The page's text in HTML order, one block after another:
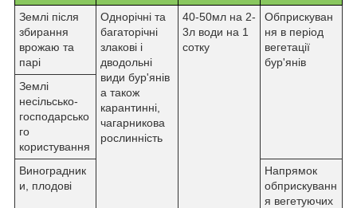
Землі після
збирання
врожаю та
парі
Однорічні та
багаторічні
злакові і
дводольні
види бур'янів
а також
карантинні,
чагарникова
рослинність
40-50мл на 2-
3л води на 1
сотку
Обприскуван
ня в період
вегетації
бур'янів
Землі
несільсько-
господарсько
го
користування
Виноградник
и, плодові
Напрямок
обприскуванн
я вегетуючих